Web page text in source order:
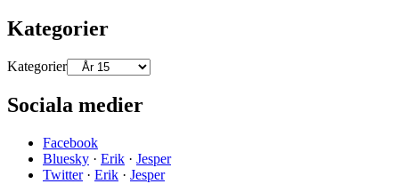
Kategorier
Kategorier
Sociala medier
Facebook
Bluesky · Erik · Jesper
Twitter· Erik · Jesper